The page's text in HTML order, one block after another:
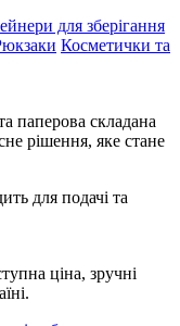
для зберігання
Косметички та
паперова складана
рішення, яке стане
для подачі та
ціна, зручні